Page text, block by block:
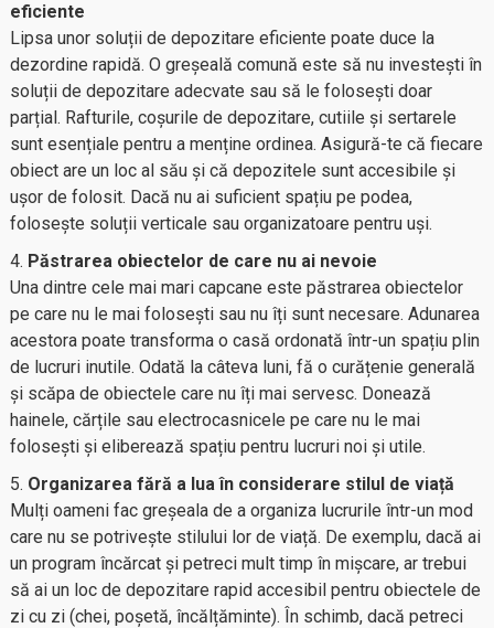
eficiente
Lipsa unor soluții de depozitare eficiente poate duce la
dezordine rapidă. O greșeală comună este să nu investești în
soluții de depozitare adecvate sau să le folosești doar
parțial. Rafturile, coșurile de depozitare, cutiile și sertarele
sunt esențiale pentru a menține ordinea. Asigură-te că fiecare
obiect are un loc al său și că depozitele sunt accesibile și
ușor de folosit. Dacă nu ai suficient spațiu pe podea,
folosește soluții verticale sau organizatoare pentru uși.
Păstrarea obiectelor de care nu ai nevoie
Una dintre cele mai mari capcane este păstrarea obiectelor
pe care nu le mai folosești sau nu îți sunt necesare. Adunarea
acestora poate transforma o casă ordonată într-un spațiu plin
de lucruri inutile. Odată la câteva luni, fă o curățenie generală
și scăpa de obiectele care nu îți mai servesc. Donează
hainele, cărțile sau electrocasnicele pe care nu le mai
folosești și eliberează spațiu pentru lucruri noi și utile.
Organizarea fără a lua în considerare stilul de viață
Mulți oameni fac greșeala de a organiza lucrurile într-un mod
care nu se potrivește stilului lor de viață. De exemplu, dacă ai
un program încărcat și petreci mult timp în mișcare, ar trebui
să ai un loc de depozitare rapid accesibil pentru obiectele de
zi cu zi (chei, poșetă, încălțăminte). În schimb, dacă petreci